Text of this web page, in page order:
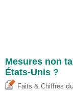
Mesures non
États-Unis ?
Faits & Chiffres du